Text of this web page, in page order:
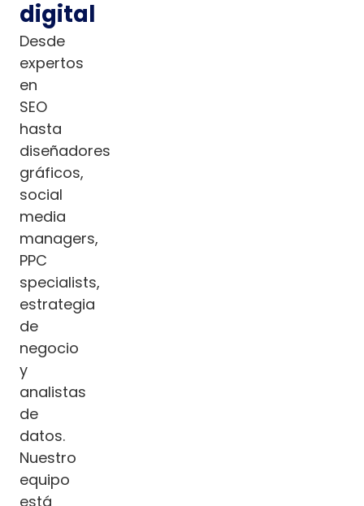
digital
Desde
expertos
en
SEO
hasta
diseñadores
gráficos,
social
media
managers,
PPC
specialists,
estrategia
de
negocio
y
analistas
de
datos.
Nuestro
equipo
está